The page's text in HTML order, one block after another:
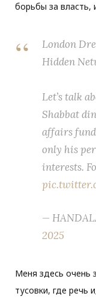
борьбы за власть,
London
Hidden
Let’s talk
Shabbat
affairs
only his
interests.
—
2025
Меня здесь очень
тусовки, где речь